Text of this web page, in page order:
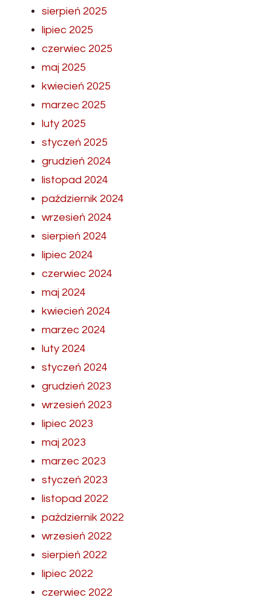
sierpień 2025
lipiec 2025
czerwiec 2025
maj 2025
kwiecień 2025
marzec 2025
luty 2025
styczeń 2025
grudzień 2024
listopad 2024
październik 2024
wrzesień 2024
sierpień 2024
lipiec 2024
czerwiec 2024
maj 2024
kwiecień 2024
marzec 2024
luty 2024
styczeń 2024
grudzień 2023
wrzesień 2023
lipiec 2023
maj 2023
marzec 2023
styczeń 2023
listopad 2022
październik 2022
wrzesień 2022
sierpień 2022
lipiec 2022
czerwiec 2022